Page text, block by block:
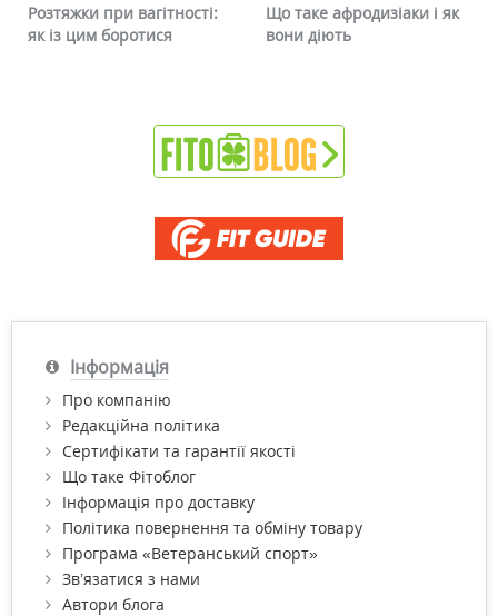
Розтяжки при вагітності:
як із цим боротися
Що таке афродизіаки і як
вони діють
Інформація
Про компанію
Редакційна політика
Сертифікати та гарантії якості
Що таке Фітоблог
Інформація про доставку
Політика повернення та обміну товару
Програма «Ветеранський спорт»
Зв’язатися з нами
Автори блога